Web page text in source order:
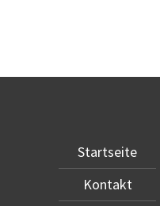
Startseite
Kontakt